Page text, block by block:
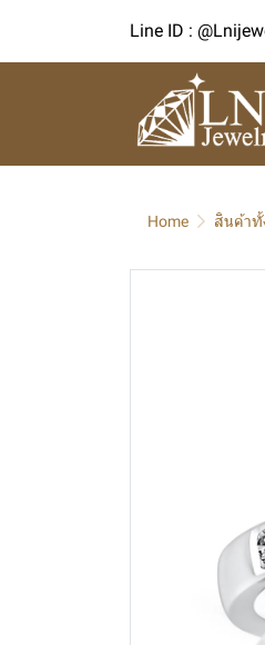
Line ID :
Home สินค้าทั้